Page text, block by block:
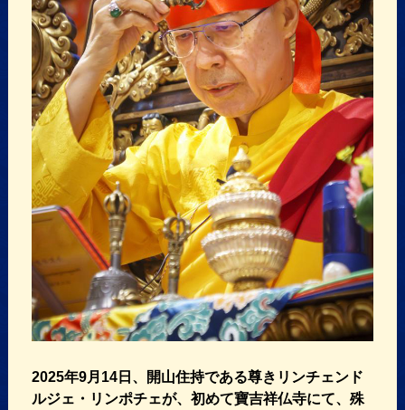
2025年9月14日、開山住持である尊きリンチェンド
ルジェ・リンポチェが、初めて寶吉祥仏寺にて、殊